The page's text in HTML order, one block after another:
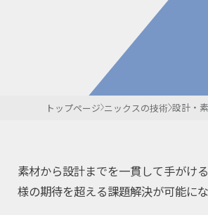
お問い合わせ
よくあるご質問
NIXのサスティナ
ビリティ
トップページ ニックスの技術 設計・
素材から設計までを一貫して手がけ
様の期待を超える課題解決が可能にな